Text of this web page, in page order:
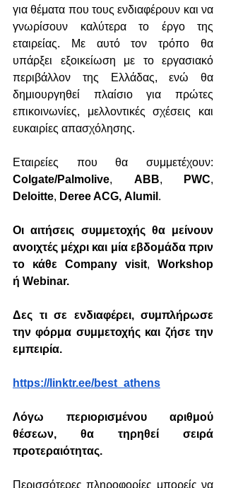
για θέματα που τους ενδιαφέρουν και να
γνωρίσουν καλύτερα το έργο της
εταιρείας. Με αυτό τον τρόπο θα
υπάρξει εξοικείωση με το εργασιακό
περιβάλλον της Ελλάδας, ενώ θα
δημιουργηθεί πλαίσιο για πρώτες
επικοινωνίες, μελλοντικές σχέσεις και
ευκαιρίες απασχόλησης.
Colgate/Palmolive, ΑΒΒ, PWC
Deloitte, Deree ACG, Alumil .
Οι αιτήσεις συμμετοχής θα μείνουν
ανοιχτές μέχρι και μία εβδομάδα πριν
το κάθε Company visit, Workshop
ή Webinar.
Δες τι σε ενδιαφέρει, συμπλήρωσε
την φόρμα συμμετοχής και ζήσε την
εμπειρία.
https://linktr.ee/best_athens
Λόγω περιορισμένου αριθμού
θέσεων, θα τηρηθεί σειρά
προτεραιότητας.
Περισσότερες πληροφορίες μπορείς να